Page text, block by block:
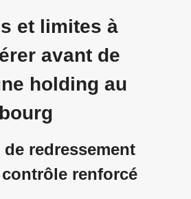
et limites à
avant de
holding au
redressement
renforcé